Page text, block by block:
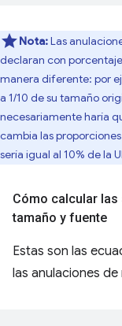
Nota:Las
declaran con
manera diferente: por
a 1/10 de su tamaño
necesariamente haría
cambia las
sería igual al 10% de la
Cómo calcular
tamaño y fuente
Estas son las
las anulaciones